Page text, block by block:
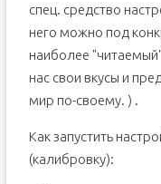
спец. средство
него можно под
наиболее
нас свои вкусы и
мир по-своему. ) .
Как запустить
(калибровку):